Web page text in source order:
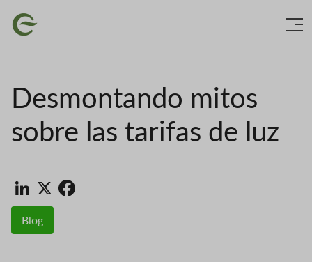
Imatge
Desmontando mitos
sobre las tarifas de luz
LinkedIn
X
Blog